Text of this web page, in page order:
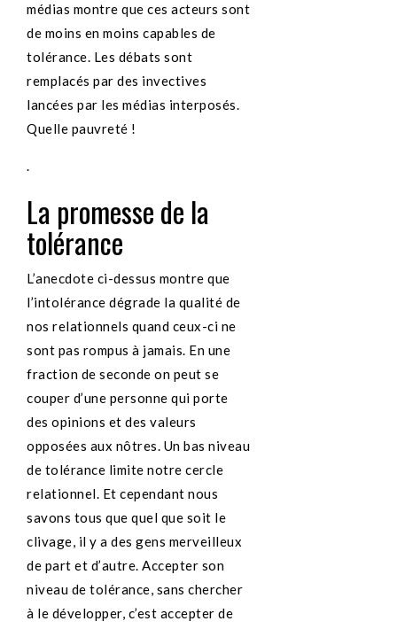
médias montre que ces acteurs sont
de moins en moins capables de
tolérance. Les débats sont
remplacés par des invectives
lancées par les médias interposés.
Quelle pauvreté !
.
La promesse de la
tolérance
L’anecdote ci-dessus montre que
l’intolérance dégrade la qualité de
nos relationnels quand ceux-ci ne
sont pas rompus à jamais. En une
fraction de seconde on peut se
couper d’une personne qui porte
des opinions et des valeurs
opposées aux nôtres. Un bas niveau
de tolérance limite notre cercle
relationnel. Et cependant nous
savons tous que quel que soit le
clivage, il y a des gens merveilleux
de part et d’autre. Accepter son
niveau de tolérance, sans chercher
à le développer, c’est accepter de